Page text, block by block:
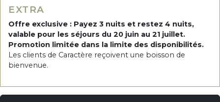
EXTRA
Offre exclusive : Payez 3 nuits et restez 4 nuits,
valable pour les séjours du 20 juin au 21 juillet.
Promotion limitée dans la limite des disponibilités.
Les clients de Caractère reçoivent une boisson de
bienvenue.